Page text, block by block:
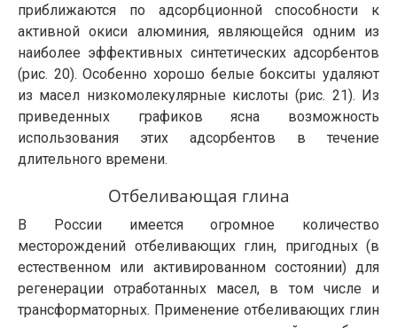
приближаются по адсорбционной способности к
активной окиси алюминия, являющейся одним из
наиболее эффективных синтетических адсорбентов
(рис. 20). Особенно хорошо белые бокситы удаляют
из масел низкомолекулярные кислоты (рис. 21). Из
приведенных графиков ясна возможность
использования этих адсорбентов в течение
длительного времени.
Отбеливающая глина
В России имеется огромное количество
месторождений отбеливающих глин, пригодных (в
естественном или активированном состоянии) для
регенерации отработанных масел, в том числе и
трансформаторных. Применение отбеливающих глин